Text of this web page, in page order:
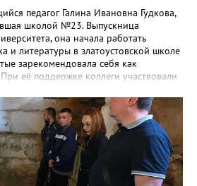
педагог Галина Ивановна Гудкова,
школой №23. Выпускница
она начала работать
и литературы в златоустовской школе
зарекомендовала себя как
её поддержке коллеги участвовали
руководству в школе сформировался
коллектив, объединённый общими
своему делу. Для многих Галина
не только талантливым
Учителем с большой буквы», -
школы №23 во ВКонтакте. Свои
Ивановны выразил глава